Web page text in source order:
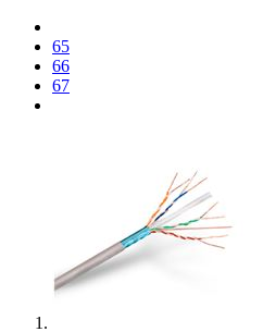
65
66
67